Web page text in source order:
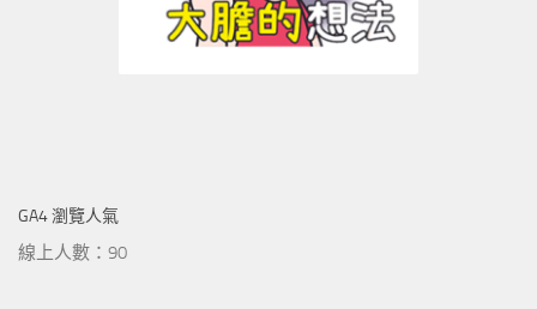
GA4 瀏覽人氣
線上人數：90